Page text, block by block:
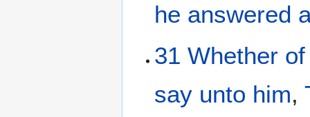
he answered
31 Whether of
say unto him,